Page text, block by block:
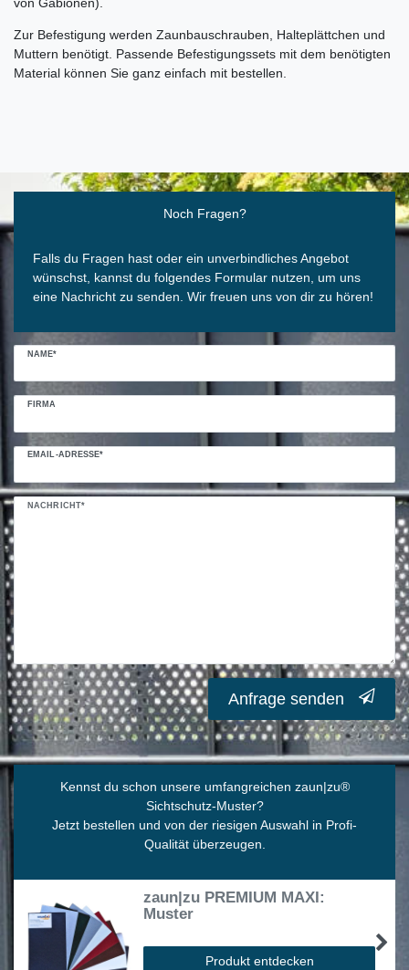
Zur Befestigung werden Zaunbauschrauben, Halteplättchen und
Muttern benötigt. Passende Befestigungssets mit dem benötigten
Material können Sie ganz einfach mit bestellen.
Noch Fragen?
Falls du Fragen hast oder ein unverbindliches Angebot
wünschst, kannst du folgendes Formular nutzen, um uns
eine Nachricht zu senden. Wir freuen uns von dir zu hören!
NAME*
FIRMA
EMAIL-ADRESSE*
NACHRICHT*
Ceres::Template.mailFormHoneypotLabel
Anfrage senden
Kennst du schon unsere umfangreichen zaun|zu®
Sichtschutz-Muster?
Jetzt bestellen und von der riesigen Auswahl in Profi-
Qualität überzeugen.
zaun|zu PREMIUM MAXI:
Muster
Produkt entdecken